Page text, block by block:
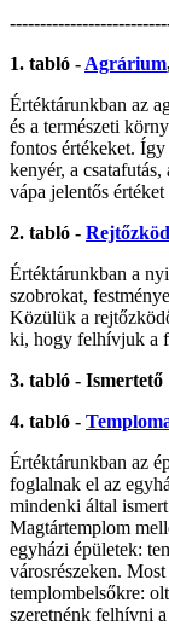
1. tabló - Agrárium
Értéktárunkban az
és a természeti
fontos értékeket.
kenyér, a csatafutás,
vápa jelentős
2. tabló -
Értéktárunkban a
szobrokat,
Közülük a
ki, hogy felhívjuk a
3. tabló - Ismertető
4. tabló -
Értéktárunkban az
foglalnak el az
mindenki által
Magtártemplom
egyházi épületek:
városrészeken.
templombelsőkre:
szeretnénk felhívni